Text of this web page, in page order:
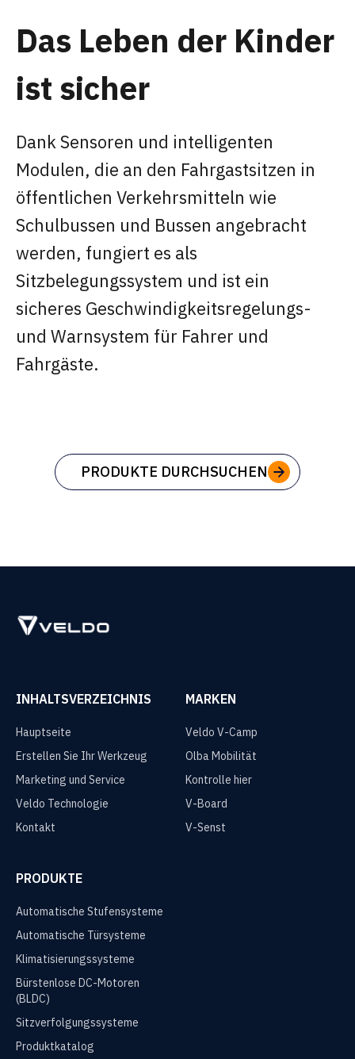
Das Leben der Kinder
ist sicher
Dank Sensoren und intelligenten
Modulen, die an den Fahrgastsitzen in
öffentlichen Verkehrsmitteln wie
Schulbussen und Bussen angebracht
werden, fungiert es als
Sitzbelegungssystem und ist ein
sicheres Geschwindigkeitsregelungs-
und Warnsystem für Fahrer und
Fahrgäste.
PRODUKTE DURCHSUCHEN
INHALTSVERZEICHNIS
Hauptseite
Erstellen Sie Ihr Werkzeug
Marketing und Service
Veldo Technologie
Kontakt
MARKEN
Veldo V-Camp
Olba Mobilität
Kontrolle hier
V-Board
V-Senst
PRODUKTE
Automatische Stufensysteme
Automatische Türsysteme
Klimatisierungssysteme
Bürstenlose DC-Motoren
(BLDC)
Sitzverfolgungssysteme
Produktkatalog